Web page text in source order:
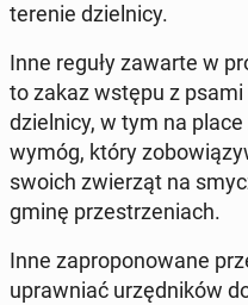
terenie dziel­ni­cy.
Inne reguły zawarte w
to zakaz wstępu z
dziel­ni­cy, w tym na
wymóg, który
swoich zwie­rząt na
gminę prze­strze­niach.
Inne za­pro­po­no­wa­ne
upraw­niać urzęd­ni­ków